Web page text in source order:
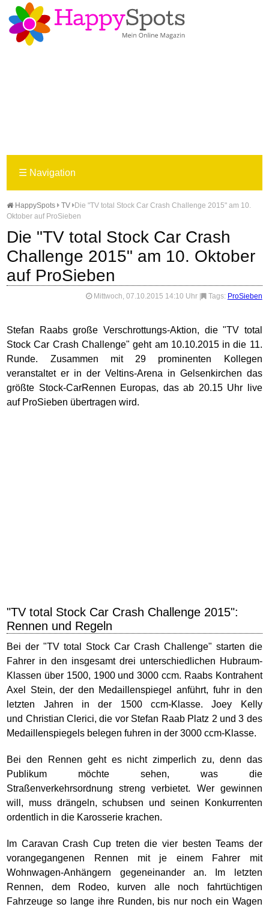
☰ Navigation
HappySpots TV
Die "TV total Stock Car Crash Challenge 2015" am 10.
Oktober auf ProSieben
Die "TV total Stock Car Crash
Challenge 2015" am 10. Oktober
auf ProSieben
Mittwoch, 07.10.2015 14:10 Uhr Tags: ProSieben
Stefan Raabs große Verschrottungs-Aktion, die "TV total
Stock Car Crash Challenge" geht am 10.10.2015 in die 11.
Runde. Zusammen mit 29 prominenten Kollegen
veranstaltet er in der Veltins-Arena in Gelsenkirchen das
größte Stock-CarRennen Europas, das ab 20.15 Uhr live
auf ProSieben übertragen wird.
"TV total Stock Car Crash Challenge 2015":
Rennen und Regeln
Bei der "TV total Stock Car Crash Challenge" starten die
Fahrer in den insgesamt drei unterschiedlichen Hubraum-
Klassen über 1500, 1900 und 3000 ccm. Raabs Kontrahent
Axel Stein, der den Medaillenspiegel anführt, fuhr in den
letzten Jahren in der 1500 ccm-Klasse. Joey Kelly
und Christian Clerici, die vor Stefan Raab Platz 2 und 3 des
Medaillenspiegels belegen fuhren in der 3000 ccm-Klasse.
Bei den Rennen geht es nicht zimperlich zu, denn das
Publikum möchte sehen, was die
Straßenverkehrsordnung streng verbietet. Wer gewinnen
will, muss drängeln, schubsen und seinen Konkurrenten
ordentlich in die Karosserie krachen.
Im Caravan Crash Cup treten die vier besten Teams der
vorangegangenen Rennen mit je einem Fahrer mit
Wohnwagen-Anhängern gegeneinander an. Im letzten
Rennen, dem Rodeo, kurven alle noch fahrtüchtigen
Fahrzeuge so lange ihre Runden, bis nur noch ein Wagen